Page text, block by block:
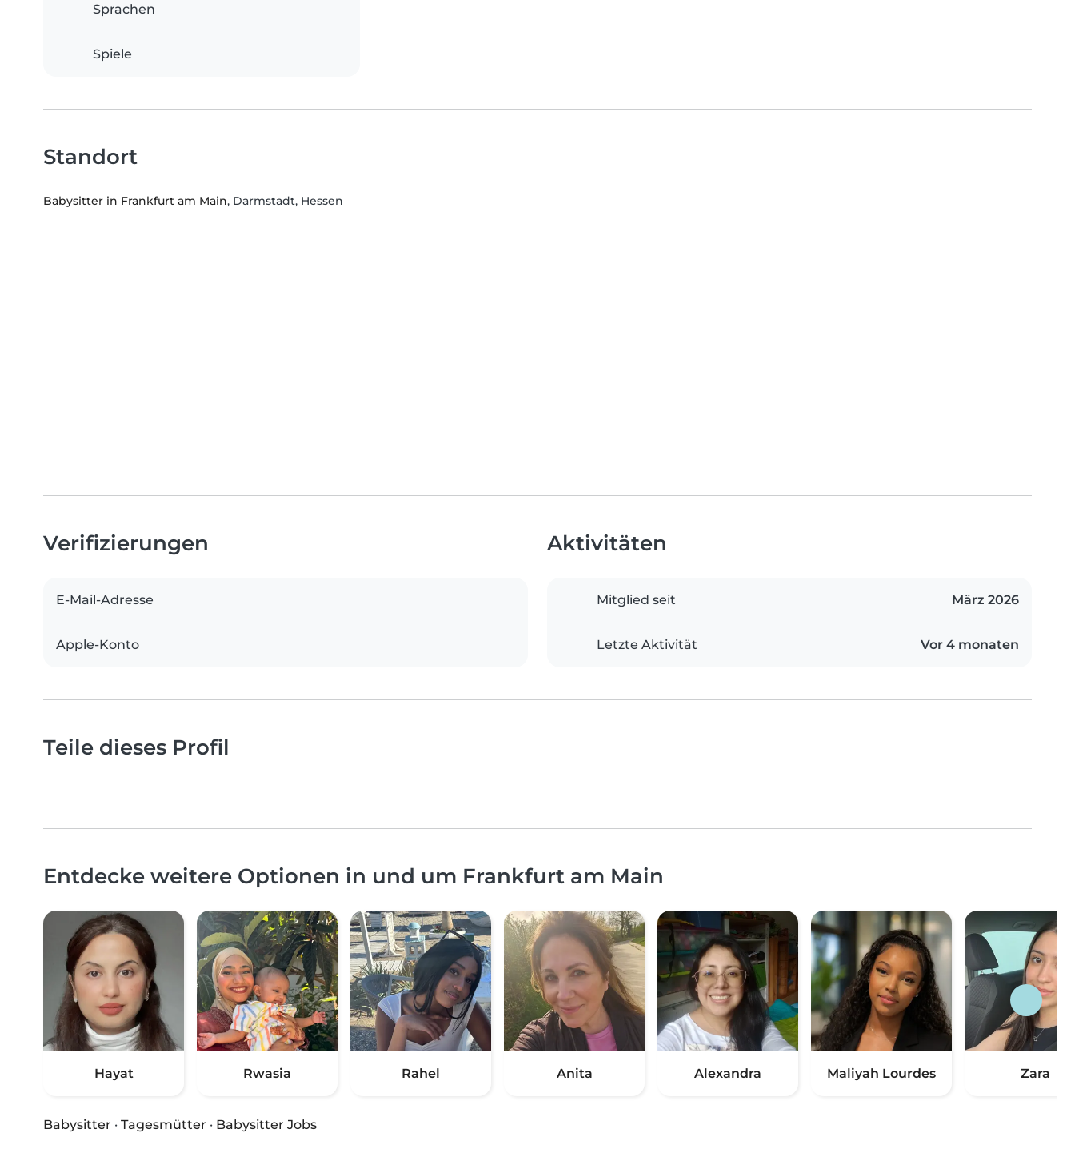
Sprachen
Spiele
Standort
Babysitter in Frankfurt am Main, Darmstadt, Hessen
Verifizierungen
E-Mail-Adresse
Apple-Konto
Aktivitäten
Mitglied seit März 2026
Letzte Aktivität Vor 4 monaten
Teile dieses Profil
Entdecke weitere Optionen in und um Frankfurt am Main
Hayat Rwasia Rahel Anita Alexandra Maliyah Lourdes Zara
Babysitter · Tagesmütter · Babysitter Jobs